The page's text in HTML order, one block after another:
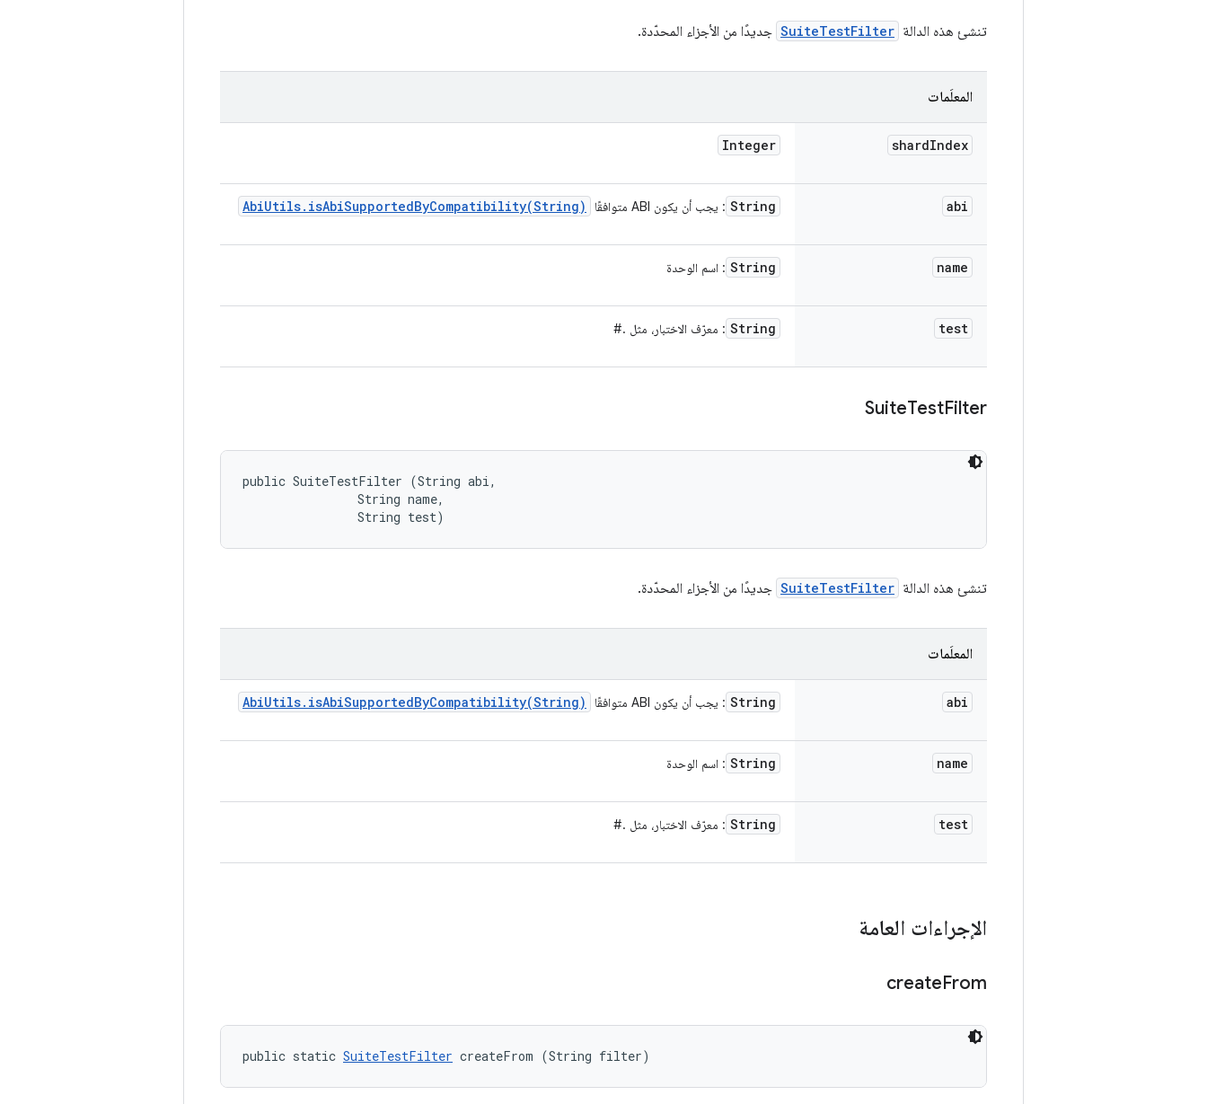
تنشئ هذه الدالة SuiteTestFilter جديدًا من الأجزاء المحدّدة.
المعلَمات
shardIndex
Integer
abi
String : يجب أن يكون ABI متوافقًا AbiUtils. isAbiSupportedByCompatibility(String)
name
String : اسم الوحدة
test
String : معرّف الاختبار، مثل .
#
SuiteTestFilter
public SuiteTestFilter (String abi,
                String name,
                String test)
تنشئ هذه الدالة SuiteTestFilter جديدًا من الأجزاء المحدّدة.
المعلَمات
abi
String : يجب أن يكون ABI متوافقًا AbiUtils. isAbiSupportedByCompatibility(String)
name
String : اسم الوحدة
test
String : معرّف الاختبار، مثل .
#
الإجراءات العامة
createFrom
public static SuiteTestFilter createFrom (String filter)